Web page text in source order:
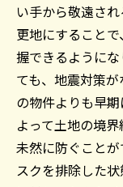
い手から敬遠さ
更地にすること
握できるように
ても、地震対策
の物件よりも早
よって土地の境
未然に防ぐこと
スクを排除した